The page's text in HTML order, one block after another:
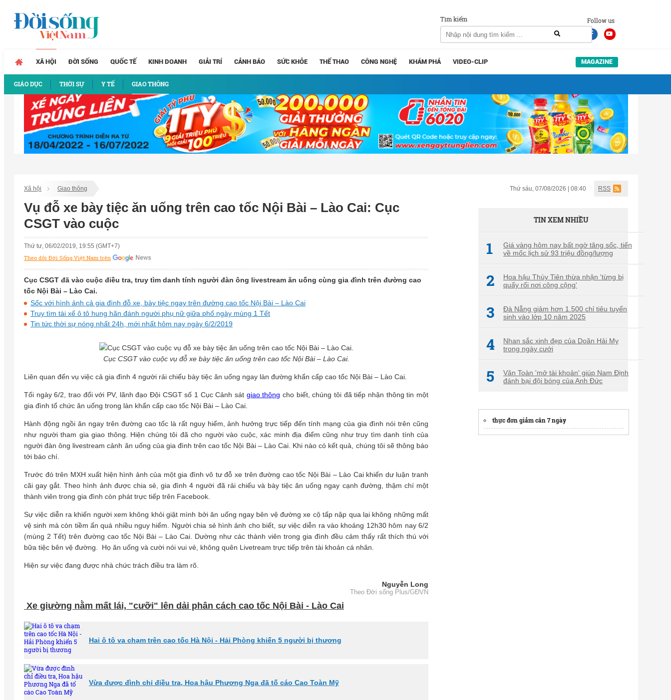
Follow us
Tìm kiếm
XÃ HỘI
GIÁO DỤC THỜI SỰ Y TẾ GIAO THÔNG
ĐỜI SỐNG QUỐC TẾ KINH DOANH GIẢI TRÍ CẢNH BÁO SỨC KHỎE THỂ THAO CÔNG NGHỆ KHÁM PHÁ VIDEO-CLIP MAGAZINE
Xã hội Giao thông Thứ sáu, 07/08/2026 | 08:40 RSS
Vụ đỗ xe bày tiệc ăn uống trên cao tốc Nội Bài – Lào Cai: Cục
CSGT vào cuộc
Thứ tư, 06/02/2019, 19:55 (GMT+7)
Theo dõi Đời Sống Việt Nam trên
Cục CSGT đã vào cuộc điều tra, truy tìm danh tính người đàn ông livestream ăn uống cùng gia đình trên đường cao
tốc Nội Bài – Lào Cai.
Sốc với hình ảnh cả gia đình đỗ xe, bày tiệc ngay trên đường cao tốc Nội Bài – Lào Cai
Truy tìm tài xế ô tô hung hãn đánh người phụ nữ giữa phố ngày mùng 1 Tết
Tin tức thời sự nóng nhất 24h, mới nhất hôm nay ngày 6/2/2019
Cục CSGT vào cuộc vụ đỗ xe bày tiệc ăn uống trên cao tốc Nội Bài – Lào Cai.
Liên quan đến vụ việc cả gia đình 4 người rải chiếu bày tiệc ăn uống ngay làn đường khẩn cấp cao tốc Nội Bài – Lào Cai.
Tối ngày 6/2, trao đổi với PV, lãnh đạo Đội CSGT số 1 Cục Cảnh sát giao thông cho biết, chúng tôi đã tiếp nhận thông tin một
gia đình tổ chức ăn uống trong làn khẩn cấp cao tốc Nội Bài – Lào Cai.
Hành động ngồi ăn ngay trên đường cao tốc là rất nguy hiểm, ảnh hưởng trực tiếp đến tính mạng của gia đình nói trên cũng
như người tham gia giao thông. Hiện chúng tôi đã cho người vào cuộc, xác minh địa điểm cũng như truy tìm danh tính của
người đàn ông livestream cảnh ăn uống của gia đình trên cao tốc Nội Bài – Lào Cai. Khi nào có kết quả, chúng tôi sẽ thông báo
tới báo chí.
Trước đó trên MXH xuất hiện hình ảnh của một gia đình vô tư đỗ xe trên đường cao tốc Nội Bài – Lào Cai khiến dư luận tranh
cãi gay gắt. Theo hình ảnh được chia sẻ, gia đình 4 người đã rải chiếu và bày tiệc ăn uống ngay cạnh đường, thậm chí một
thành viên trong gia đình còn phát trực tiếp trên Facebook.
Sự việc diễn ra khiến người xem không khỏi giật mình bởi ăn uống ngay bên vệ đường xe cộ tấp nập qua lại không những mất
vệ sinh mà còn tiềm ẩn quá nhiều nguy hiểm. Người chia sẻ hình ảnh cho biết, sự việc diễn ra vào khoảng 12h30 hôm nay 6/2
(mùng 2 Tết) trên đường cao tốc Nội Bài – Lào Cai. Dường như các thành viên trong gia đình đều cảm thấy rất thích thú với
bữa tiệc bên vệ đường. Họ ăn uống và cười nói vui vẻ, không quên Livetream trực tiếp trên tài khoản cá nhân.
Hiện sự việc đang được nhà chức trách điều tra làm rõ.
Nguyễn Long
Theo Đời sống Plus/GĐVN
Xe giường nằm mất lái, "cưỡi" lên dải phân cách cao tốc Nội Bài - Lào Cai
Hai ô tô va chạm trên cao tốc Hà Nội - Hải Phòng khiến 5 người bị thương
Vừa được đình chỉ điều tra, Hoa hậu Phương Nga đã tố cáo Cao Toàn Mỹ
TIN XEM NHIỀU
1
Giá vàng hôm nay bất ngờ tăng sốc, tiến
về mốc lịch sử 93 triệu đồng/lượng
2
Hoa hậu Thùy Tiên thừa nhận 'từng bị
quấy rối nơi công cộng'
3
Đà Nẵng giảm hơn 1.500 chỉ tiêu tuyển
sinh vào lớp 10 năm 2025
4
Nhan sắc xinh đẹp của Doãn Hải My
trong ngày cưới
5
Văn Toàn 'mở tài khoản' giúp Nam Định
đánh bại đội bóng của Anh Đức
thực đơn giảm cân 7 ngày